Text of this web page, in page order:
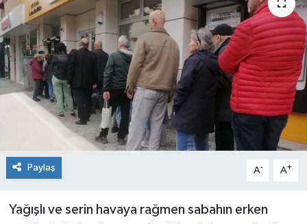
Paylaş A- A+
Yağışlı ve serin havaya rağmen sabahın erken
Siyaset
Spor